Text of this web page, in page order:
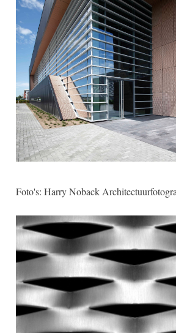
Foto's: Harry Noback